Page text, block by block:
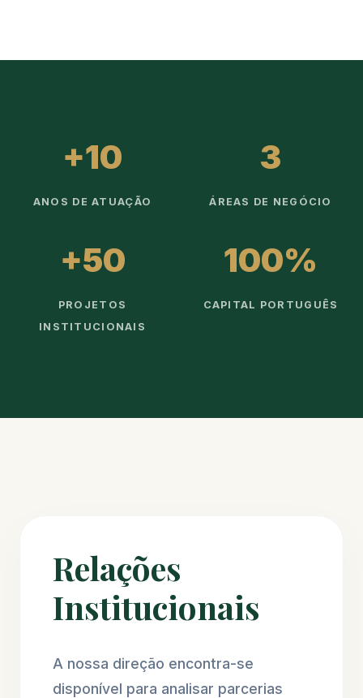
+10
ANOS DE ATUAÇÃO
3
ÁREAS DE NEGÓCIO
+50
PROJETOS
INSTITUCIONAIS
100%
CAPITAL PORTUGUÊS
Relações
Institucionais
A nossa direção encontra-se
disponível para analisar parcerias